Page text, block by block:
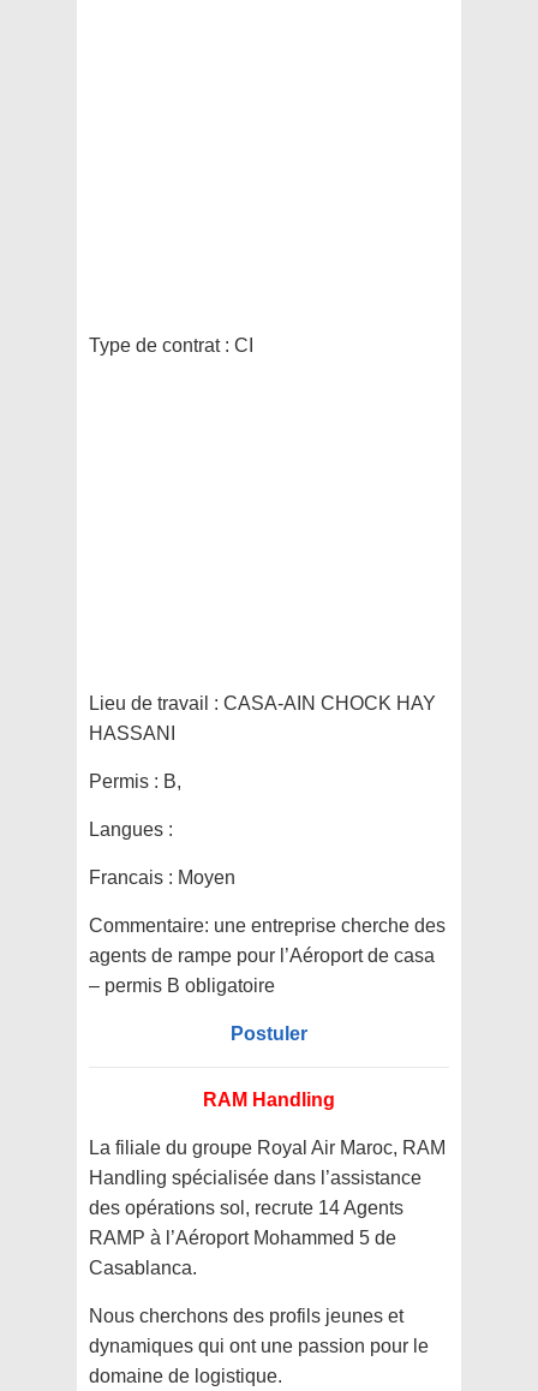
Type de contrat : CI
Lieu de travail : CASA-AIN CHOCK HAY
HASSANI
Permis : B,
Langues :
Francais : Moyen
Commentaire: une entreprise cherche des
agents de rampe pour l’Aéroport de casa
– permis B obligatoire
Postuler
RAM Handling
La filiale du groupe Royal Air Maroc, RAM
Handling spécialisée dans l’assistance
des opérations sol, recrute 14 Agents
RAMP à l’Aéroport Mohammed 5 de
Casablanca.
Nous cherchons des profils jeunes et
dynamiques qui ont une passion pour le
domaine de logistique.